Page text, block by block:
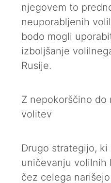
njegovem to
neuporabljenih
bodo mogli
izboljšanje
Rusije.
Z nepokorščino do
volitev
Drugo strategijo,
uničevanju volilnih
čez celega